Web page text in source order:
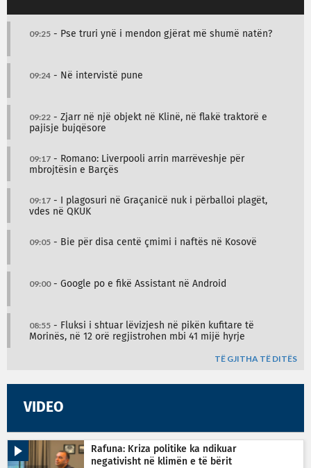
09:25 - Pse truri ynë i mendon gjërat më shumë natën?
09:24 - Në intervistë pune
09:22 - Zjarr në një objekt në Klinë, në flakë traktorë e
pajisje bujqësore
09:17 - Romano: Liverpooli arrin marrëveshje për
mbrojtësin e Barçës
09:17 - I plagosuri në Graçanicë nuk i përballoi plagët,
vdes në QKUK
09:05 - Bie për disa centë çmimi i naftës në Kosovë
09:00- Google po e fikë Assistant në Android
08:55 - Fluksi i shtuar lëvizjesh në pikën kufitare të
Morinës, në 12 orë regjistrohen mbi 41 mijë hyrje
TË GJITHA TË DITËS
VIDEO
Rafuna: Kriza politike ka ndikuar
negativisht në klimën e të bërit